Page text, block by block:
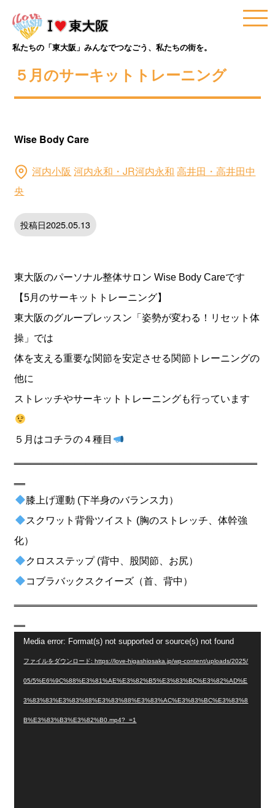
私たちの「東大阪」みんなでつなごう、私たちの街を。
５月のサーキットトレーニング
Wise Body Care
河内小阪 河内永和・JR河内永和 高井田・高井田中
央
投稿日2025.05.13
東大阪のパーソナル整体サロン Wise Body Careです
【5月のサーキットトレーニング】
東大阪のグループレッスン「姿勢が変わる！リセット体
操」では
体を支える重要な関節を安定させる関節トレーニングの
他に
ストレッチやサーキットトレーニングも行っています
５月はコチラの４種目
膝上げ運動 (下半身のバランス力）
スクワット背骨ツイスト (胸のストレッチ、体幹強
化）
クロスステップ (背中、股関節、お尻）
コブラバックスクイーズ（首、背中）
画
プ
レ
ー
Media error: Format(s) not supported or source(s) not found
ファイルをダウンロード: https://love-higashiosaka.jp/wp-content/uploads/2025/
05/5%E6%9C%88%E3%81%AE%E3%82%B5%E3%83%BC%E3%82%AD%E
3%83%83%E3%83%88%E3%83%88%E3%83%AC%E3%83%BC%E3%83%8
B%E3%83%B3%E3%82%B0.mp4?_=1